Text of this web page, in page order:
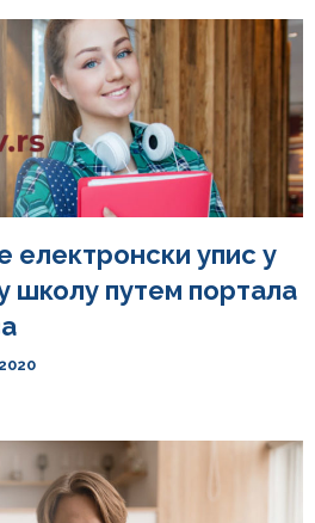
електронски упис у
школу путем портала